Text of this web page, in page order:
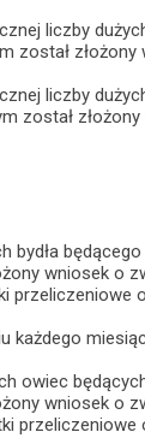
liczby
został
liczby
został
bydła
wniosek o
przeliczeniowe
każdego
owiec
wniosek o
przeliczeniowe